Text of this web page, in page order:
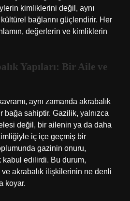
kimliklerini değil, aynı
bağlarını güçlendirir. Her
değerlerin ve kimliklerin
Yapıları: Bir Aile ve
aynı zamanda akrabalık
bağa sahiptir. Gazilik, yalnızca
değil, bir ailenin ya da daha
iç içe geçmiş bir
gazinin onuru,
edilirdi. Bu durum,
akrabalık ilişkilerinin ne denli
koyar.